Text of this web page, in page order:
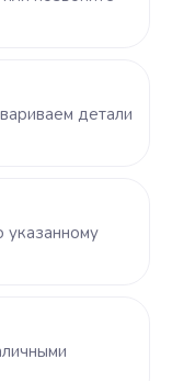
детали
указанному